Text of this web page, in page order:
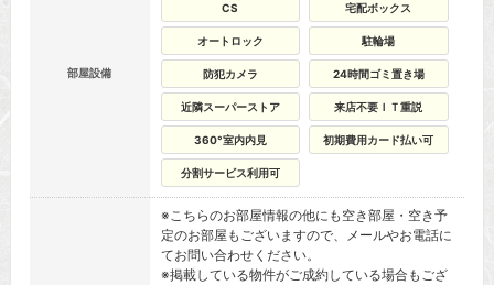
部屋設備
CS 宅配ボックス
オートロック 駐輪場
防犯カメラ 24時間ゴミ置き場
近隣スーパーストア 来店不要ＩＴ重説
360°室内内見 初期費用カード払い可
分割サービス利用可
※こちらのお部屋情報の他にも空き部屋・空き予
定のお部屋もございますので、メールやお電話に
てお問い合わせください。
※掲載している物件がご成約している場合もござ